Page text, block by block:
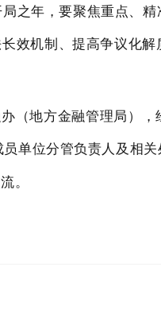
之年，要聚焦重点、
效机制、提高争议化
（地方金融管理局）
单位分管负责人及相
。